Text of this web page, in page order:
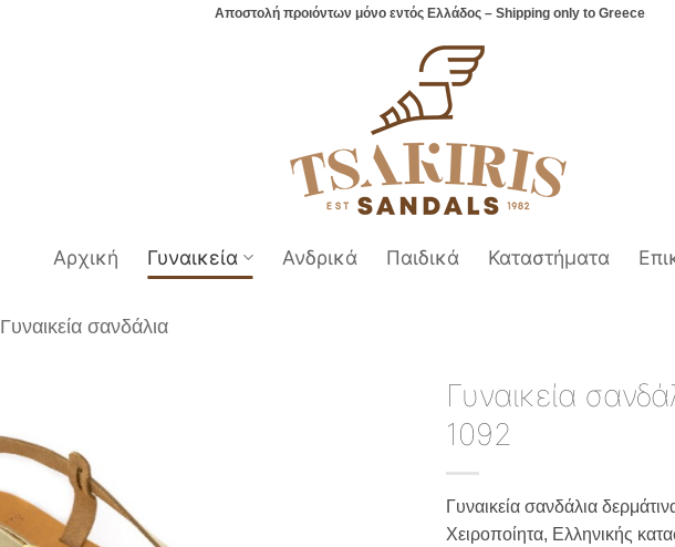
Αποστολή προιόντων μόνο εντός Ελλάδος – Shipping only to Greece
Αρχική Γυναικεία Ανδρικά Παιδικά Καταστήματα
Γυναικεία σανδάλια
Γυναικεία
1092
Γυναικεία σανδάλια
Χειροποίητα, Ελληνικής